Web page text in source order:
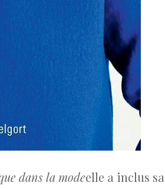
dans la modeelle a inclus sa